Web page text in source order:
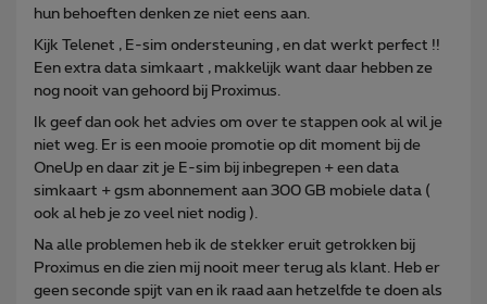
hun behoeften denken ze niet eens aan.
Kijk Telenet , E-sim ondersteuning , en dat werkt perfect !!
Een extra data simkaart , makkelijk want daar hebben ze
nog nooit van gehoord bij Proximus.
Ik geef dan ook het advies om over te stappen ook al wil je
niet weg. Er is een mooie promotie op dit moment bij de
OneUp en daar zit je E-sim bij inbegrepen + een data
simkaart + gsm abonnement aan 300 GB mobiele data (
ook al heb je zo veel niet nodig ).
Na alle problemen heb ik de stekker eruit getrokken bij
Proximus en die zien mij nooit meer terug als klant. Heb er
geen seconde spijt van en ik raad aan hetzelfde te doen als